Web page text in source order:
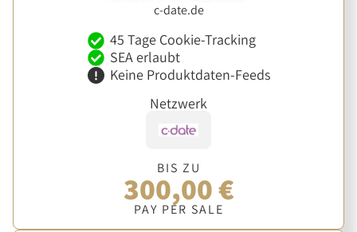
c-date.de
45 Tage Cookie-Tracking
SEA erlaubt
Keine Produktdaten-Feeds
Netzwerk
BIS ZU
300,00 €
PAY PER SALE